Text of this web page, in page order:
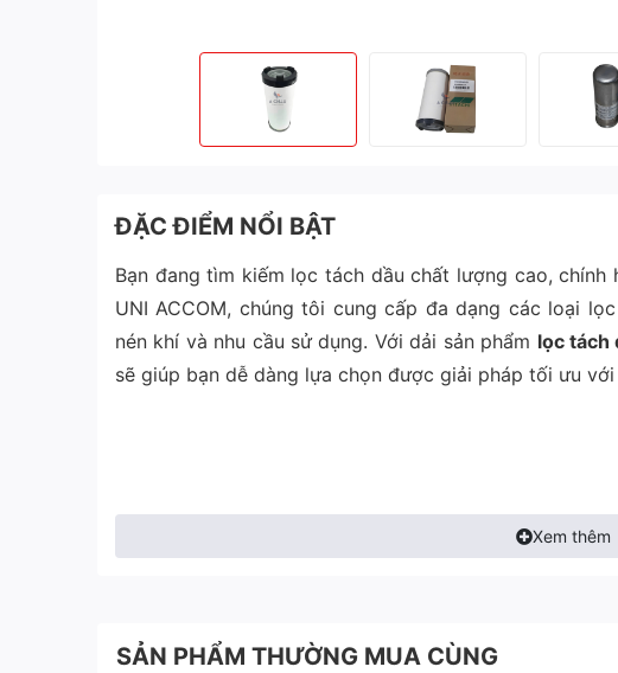
ĐẶC ĐIỂM NỔI BẬT
Bạn đang tìm kiếm lọc tách dầu chất lượng cao, chính
UNI ACCOM, chúng tôi cung cấp đa dạng các loại
nén khí và nhu cầu sử dụng. Với dải sản phẩm lọc tách
sẽ giúp bạn dễ dàng lựa chọn được giải pháp tối ưu
Xem thêm
SẢN PHẨM THƯỜNG MUA CÙNG